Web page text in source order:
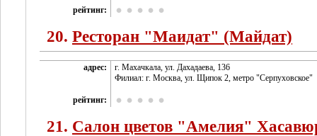
рейтинг:
20. Ресторан "Маидат" (Майдат)
адрес:
г. Махачкала, ул. Дахадаева, 136
Филиал: г. Москва, ул. Щипок 2, метро "Серпуховское"
рейтинг:
21. Салон цветов "Амелия"